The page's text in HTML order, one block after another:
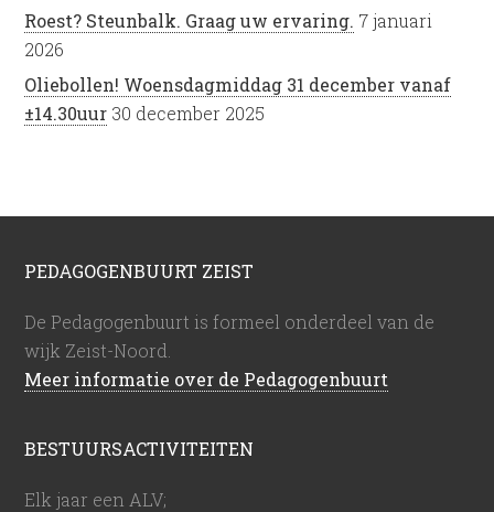
Roest? Steunbalk. Graag uw ervaring. 7 januari
2026
Oliebollen! Woensdagmiddag 31 december vanaf
±14.30uur 30 december 2025
PEDAGOGENBUURT ZEIST
De Pedagogenbuurt is formeel onderdeel van de
wijk Zeist-Noord.
Meer informatie over de Pedagogenbuurt
BESTUURSACTIVITEITEN
Elk jaar een ALV;